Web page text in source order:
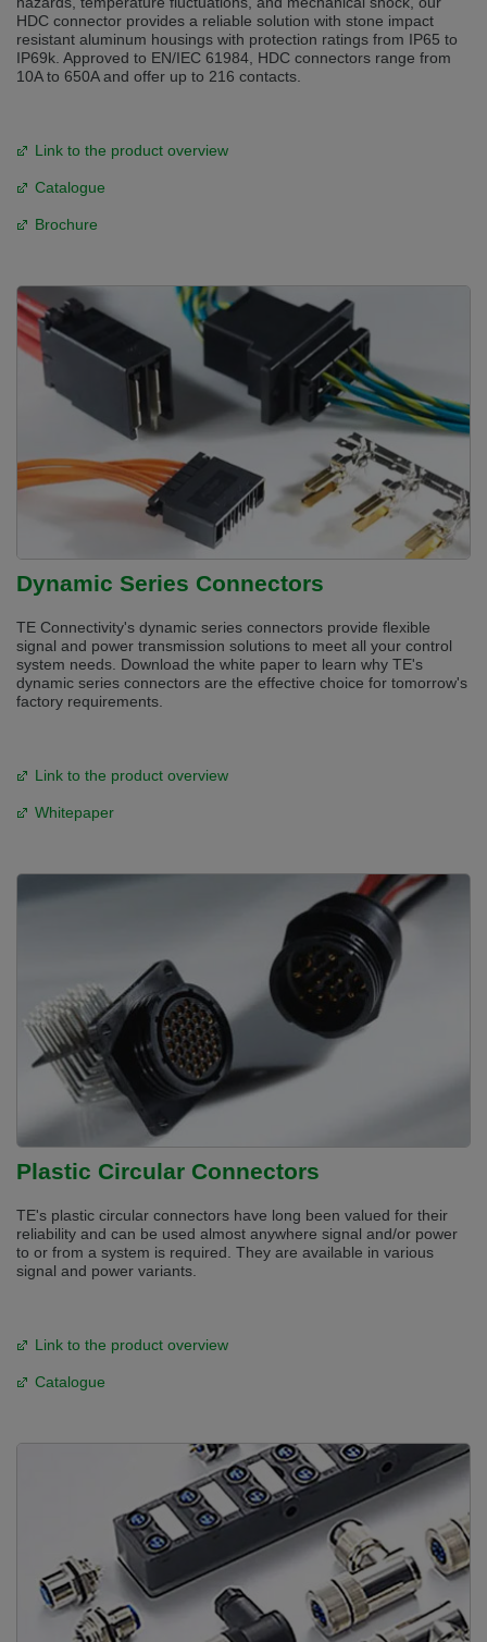
HDC connector provides a reliable solution with stone impact
resistant aluminum housings with protection ratings from IP65 to
IP69k. Approved to EN/IEC 61984, HDC connectors range from
10A to 650A and offer up to 216 contacts.
Link to the product overview
Catalogue
Brochure
Dynamic Series Connectors
TE Connectivity's dynamic series connectors provide flexible
signal and power transmission solutions to meet all your control
system needs. Download the white paper to learn why TE's
dynamic series connectors are the effective choice for tomorrow's
factory requirements.
Link to the product overview
Whitepaper
Plastic Circular Connectors
TE's plastic circular connectors have long been valued for their
reliability and can be used almost anywhere signal and/or power
to or from a system is required. They are available in various
signal and power variants.
Link to the product overview
Catalogue